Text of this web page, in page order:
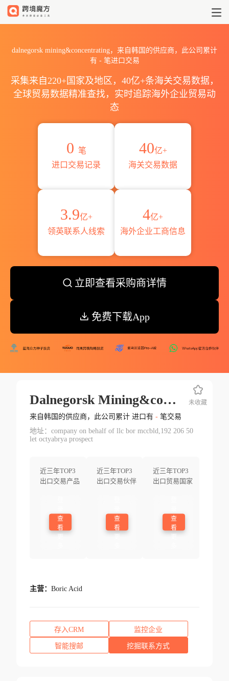
dalnegorsk mining&concentrating，来自韩国的供应商，此公司累计
有 -笔进口交易
采集来自220+国家及地区，40亿+条海关交易数据，
全球贸易数据精准查找，实时追踪海外企业贸易动
态
0 笔
进口交易记录
40亿+
海关交易数据
3.9亿+
领英联系人线索
4亿+
海外企业工商信息
立即查看采购商详情
免费下载App
Dalnegorsk Mining&concentrating
来自韩国的供应商，此公司累计 进口有 -笔交易
地址：company on behalf of llc bor mccbld,192 206 50
let octyabrya prospect
近三年TOP3
出口交易产品
查
看
近三年TOP3
出口交易伙伴
查
看
近三年TOP3
出口贸易国家
查
看
未收藏
主营： Boric Acid
存入CRM 监控企业
智能搜邮 挖掘联系方式